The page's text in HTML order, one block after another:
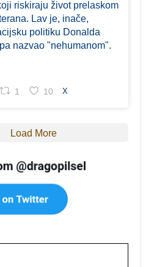
riskiraju život prelaskom
Lav je, inače,
politiku Donalda
nazvao "nehumanom".
1 10 X
Load More